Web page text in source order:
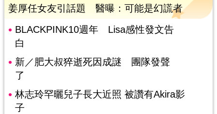
姜厚任女友引話題 醫曝：可能是幻謊者
BLACKPINK10週年 Lisa感性發文告
白
新／肥大叔猝逝死因成謎 團隊發聲
了
林志玲罕曬兒子長大近照 被讚有Akira影
子